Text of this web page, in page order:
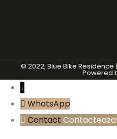
© 2022, Blue Bike
Powered
↓
WhatsApp
Contact